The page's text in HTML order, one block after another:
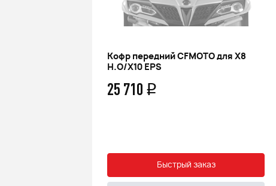
Кофр передний CFMOTO для X8
H.O/X10 EPS
25 710 q
Быстрый заказ